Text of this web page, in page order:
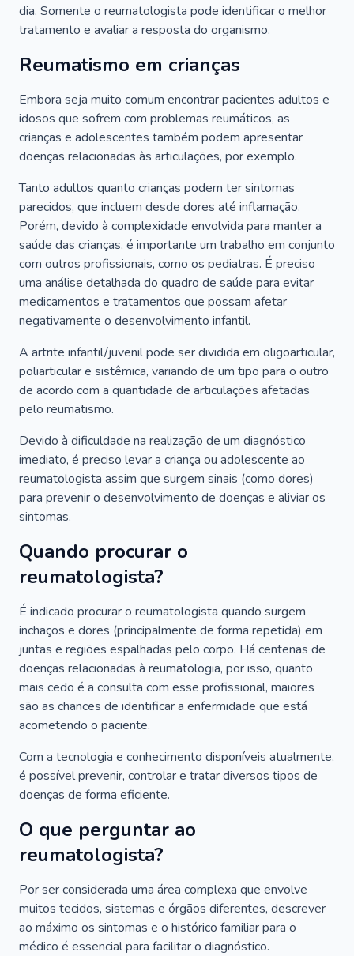
dia. Somente o reumatologista pode identificar o melhor
tratamento e avaliar a resposta do organismo.
Reumatismo em crianças
Embora seja muito comum encontrar pacientes adultos e
idosos que sofrem com problemas reumáticos, as
crianças e adolescentes também podem apresentar
doenças relacionadas às articulações, por exemplo.
Tanto adultos quanto crianças podem ter sintomas
parecidos, que incluem desde dores até inflamação.
Porém, devido à complexidade envolvida para manter a
saúde das crianças, é importante um trabalho em conjunto
com outros profissionais, como os pediatras. É preciso
uma análise detalhada do quadro de saúde para evitar
medicamentos e tratamentos que possam afetar
negativamente o desenvolvimento infantil.
A artrite infantil/juvenil pode ser dividida em oligoarticular,
poliarticular e sistêmica, variando de um tipo para o outro
de acordo com a quantidade de articulações afetadas
pelo reumatismo.
Devido à dificuldade na realização de um diagnóstico
imediato, é preciso levar a criança ou adolescente ao
reumatologista assim que surgem sinais (como dores)
para prevenir o desenvolvimento de doenças e aliviar os
sintomas.
Quando procurar o
reumatologista?
É indicado procurar o reumatologista quando surgem
inchaços e dores (principalmente de forma repetida) em
juntas e regiões espalhadas pelo corpo. Há centenas de
doenças relacionadas à reumatologia, por isso, quanto
mais cedo é a consulta com esse profissional, maiores
são as chances de identificar a enfermidade que está
acometendo o paciente.
Com a tecnologia e conhecimento disponíveis atualmente,
é possível prevenir, controlar e tratar diversos tipos de
doenças de forma eficiente.
O que perguntar ao
reumatologista?
Por ser considerada uma área complexa que envolve
muitos tecidos, sistemas e órgãos diferentes, descrever
ao máximo os sintomas e o histórico familiar para o
médico é essencial para facilitar o diagnóstico.